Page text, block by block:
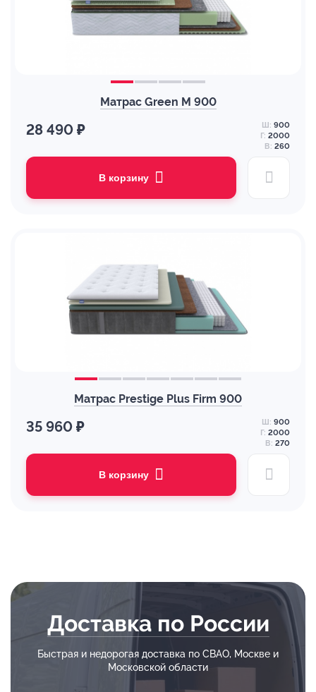
Матрас Green M 900
28 490 ₽ Ш: 900
Г: 2000
В: 260
В корзину
Матрас Prestige Plus Firm 900
35 960 ₽ Ш: 900
Г: 2000
В: 270
В корзину
Доставка по России
Быстрая и недорогая доставка по СВАО, Москве и
Московской области